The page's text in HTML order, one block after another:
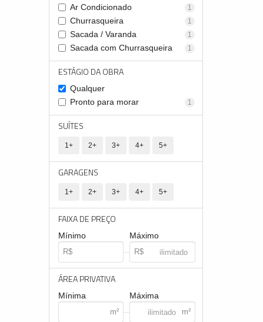
Ar Condicionado
1
Churrasqueira 1
Sacada / Varanda 1
Sacada com Churrasqueira 1
ESTÁGIO DA OBRA
Qualquer
Pronto para morar
1
SUÍTES
1+ 2+ 3+ 4+ 5+
GARAGENS
1+ 2+ 3+ 4+ 5+
FAIXA DE PREÇO
Mínimo Máximo
ÁREA PRIVATIVA
Mínima Máxima